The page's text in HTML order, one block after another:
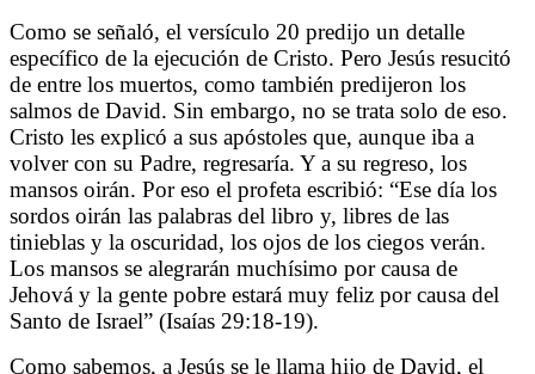
Como se señaló, el versículo 20 predijo un detalle
específico de la ejecución de Cristo. Pero Jesús resucitó
de entre los muertos, como también predijeron los
salmos de David. Sin embargo, no se trata solo de eso.
Cristo les explicó a sus apóstoles que, aunque iba a
volver con su Padre, regresaría. Y a su regreso, los
mansos oirán. Por eso el profeta escribió: “Ese día los
sordos oirán las palabras del libro y, libres de las
tinieblas y la oscuridad, los ojos de los ciegos verán.
Los mansos se alegrarán muchísimo por causa de
Jehová y la gente pobre estará muy feliz por causa del
Santo de Israel” (Isaías 29:18-19).
Como sabemos, a Jesús se le llama hijo de David, el